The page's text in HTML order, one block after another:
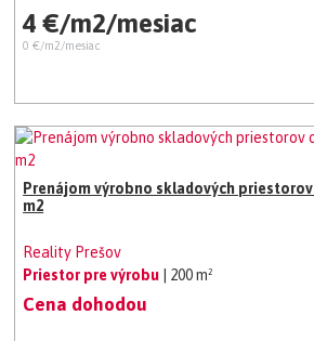
4 €/m2/mesiac
0 €/m2/mesiac
Prenájom výrobno skladových priestorov
m2
Reality Prešov
Priestor pre výrobu
| 200 m²
Cena dohodou